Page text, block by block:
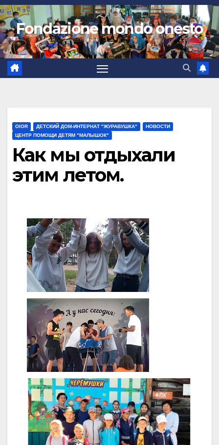
Fondazione mondo onesto
OIOR ДЕТСКИЙ ДОМ-ИНТЕРНАТ "ЖУРАВУШКА"
НОВОСТИ
ЦЕНТР ПОМОЩИ ДЕТЯМ "МАЛЫШОК"
Как мы отдыхали
этим летом.